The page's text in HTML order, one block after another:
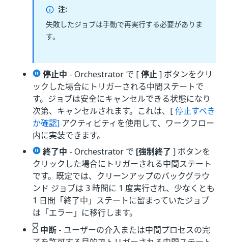
注:
失敗したジョブは手動で再実行する必要がありま
す。
停止中 - Orchestrator で [停止] ボタンをクリ
ックした場合にトリガーされる中間ステートで
す。ジョブは安全にキャンセルできる状態になり
次第、キャンセルされます。これは、[停止すべき
か確認] アクティビティを使用して、ワークフロー
内に実装できます。
終了中 - Orchestrator で [強制終了 ] ボタンを
クリックした場合にトリガーされる中間ステート
です。既定では、クリーンアップのバックグラウ
ンド ジョブは 3 時間に 1 度実行され、少なくとも
1 日間「終了中」ステートに留まっていたジョブ
は「エラー」に移行します。
中断 - ユーザーの介入または中間プロセスの完